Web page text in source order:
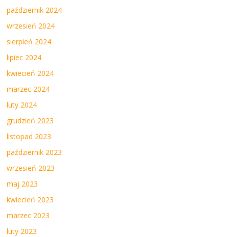
październik 2024
wrzesień 2024
sierpień 2024
lipiec 2024
kwiecień 2024
marzec 2024
luty 2024
grudzień 2023
listopad 2023
październik 2023
wrzesień 2023
maj 2023
kwiecień 2023
marzec 2023
luty 2023